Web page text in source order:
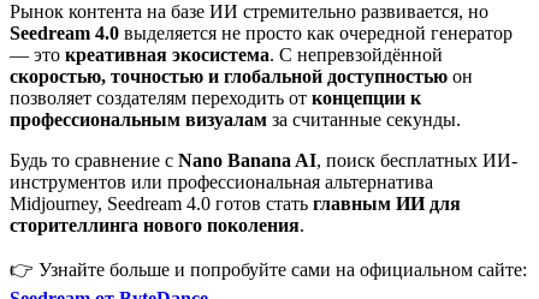
Рынок контента на базе ИИ стремительно развивается, но
Seedream 4.0 выделяется не просто как очередной генератор
— это креативная экосистема. С непревзойдённой
скоростью, точностью и глобальной доступностью он
позволяет создателям переходить от концепции к
профессиональным визуалам за считанные секунды.
Будь то сравнение с Nano Banana AI, поиск бесплатных ИИ-
инструментов или профессиональная альтернатива
Midjourney, Seedream 4.0 готов стать главным ИИ для
сторителлинга нового поколения.
👉 Узнайте больше и попробуйте сами на официальном сайте: